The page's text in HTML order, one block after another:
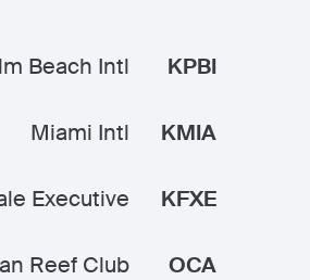
KPBI
Beach Intl
KMIA
Miami Intl
KFXE
Executive
OCA
Reef Club